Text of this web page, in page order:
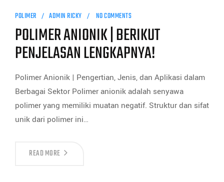
POLIMER ADMIN RICKY NO COMMENTS
POLIMER ANIONIK | BERIKUT
PENJELASAN LENGKAPNYA!
Polimer Anionik | Pengertian, Jenis, dan Aplikasi dalam
Berbagai Sektor Polimer anionik adalah senyawa
polimer yang memiliki muatan negatif. Struktur dan sifat
unik dari polimer ini…
READ MORE